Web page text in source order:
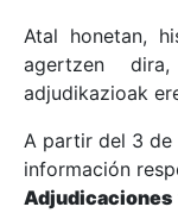
Erakutsi/
Erakutsi/
Erakutsi/
Atal honetan,
agertzen
adjudikazioak
A partir del 3 de
información
Adjudicaciones